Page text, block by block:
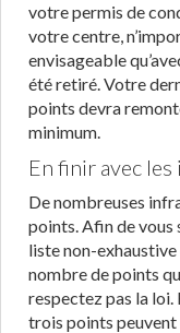
votre permis de
votre centre,
envisageable
été retiré. Votre
points devra
minimum.
En finir avec
De nombreuses
points. Afin de vous
liste non-
nombre de points
respectez pas la loi.
trois points peuvent